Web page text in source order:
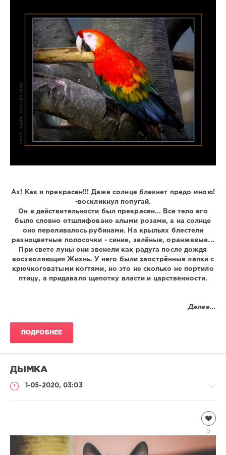
Ах! Как я прекрасен!!! Даже солнце блекнет предо мною!
-воскликнул попугай.
Он в действительности был прекрасен... Все тело его
было словно отшлифовано алыми розами, а на солнце
оно переливалось рубинами. На крыльях блестели
разноцветные полосочки - синие, зелёные, оранжевые...
При свете луны они звенели как радуга после дождя
восхволяющия Жизнь. У него были заострённые лапки с
крючкоговатыми когтями, но это не сколько не портило
птицу, а придавало щепотку власти и царственности.
Далее...
ПОДРОБНЕЕ
ДЫМКА
1-05-2020, 03:03
1
290
0